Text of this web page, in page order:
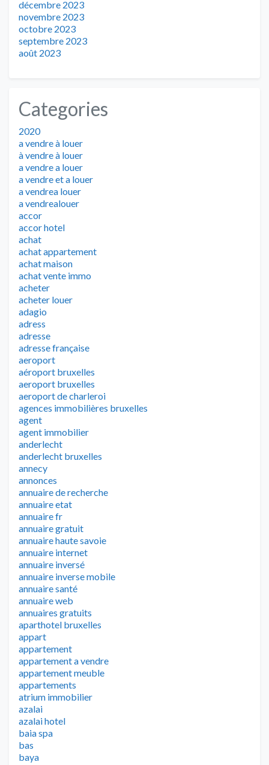
décembre 2023
novembre 2023
octobre 2023
septembre 2023
août 2023
Categories
2020
a vendre à louer
à vendre à louer
a vendre a louer
a vendre et a louer
a vendrea louer
a vendrealouer
accor
accor hotel
achat
achat appartement
achat maison
achat vente immo
acheter
acheter louer
adagio
adress
adresse
adresse française
aeroport
aéroport bruxelles
aeroport bruxelles
aeroport de charleroi
agences immobilières bruxelles
agent
agent immobilier
anderlecht
anderlecht bruxelles
annecy
annonces
annuaire de recherche
annuaire etat
annuaire fr
annuaire gratuit
annuaire haute savoie
annuaire internet
annuaire inversé
annuaire inverse mobile
annuaire santé
annuaire web
annuaires gratuits
aparthotel bruxelles
appart
appartement
appartement a vendre
appartement meuble
appartements
atrium immobilier
azalai
azalai hotel
baia spa
bas
baya